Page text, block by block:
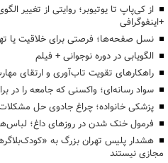
از کی‌پاپ تا یوتیوبر؛ روایتی از تغییر
+اینفوگرافی
نسل صفحه‌ها؛ فرصتی برای خلاقیت یا
الگویابی در دوره نوجوانی + فیلم
راهکارهای تقویت تاب‌آوری و ارتقای
سواد رسانه‌ای؛ واکسنی که جامعه را در
پزشکی خانواده؛ چراغ جادوی حل
فرمول خنک شدن در روزهای داغ؛
هشدار پلیس تهران بزرگ به
مجازی نیستند